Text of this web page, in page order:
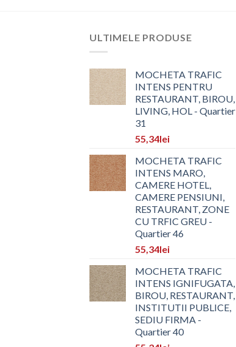
ULTIMELE PRODUSE
MOCHETA TRAFIC
INTENS PENTRU
RESTAURANT, BIROU,
LIVING, HOL - Quartier
31
55,34lei
MOCHETA TRAFIC
INTENS MARO,
CAMERE HOTEL,
CAMERE PENSIUNI,
RESTAURANT, ZONE
CU TRFIC GREU -
Quartier 46
55,34lei
MOCHETA TRAFIC
INTENS IGNIFUGATA,
BIROU, RESTAURANT,
INSTITUTII PUBLICE,
SEDIU FIRMA -
Quartier 40